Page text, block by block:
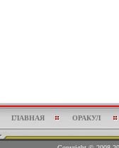
ГЛАВНАЯ ОРАКУЛ